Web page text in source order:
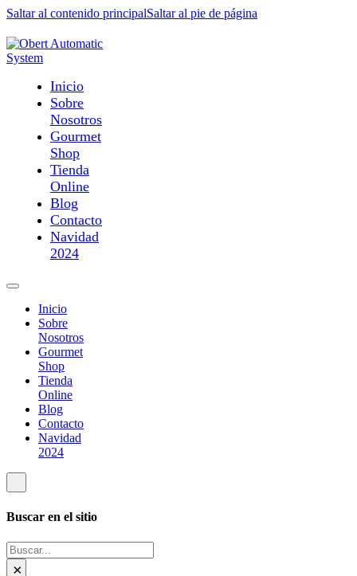
Saltar al contenido principalSaltar al pie de página
Inicio
Sobre
Nosotros
Gourmet
Shop
Tienda
Online
Blog
Contacto
Navidad
2024
Inicio
Sobre
Nosotros
Gourmet
Shop
Tienda
Online
Blog
Contacto
Navidad
2024
Buscar en el sitio
Buscar
×